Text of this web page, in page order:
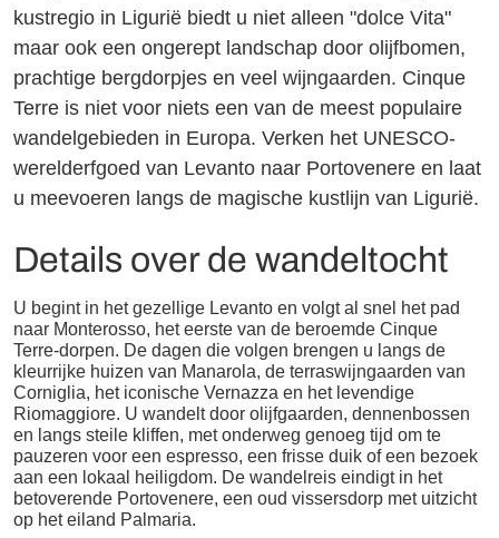
kustregio in Ligurië biedt u niet alleen "dolce Vita"
maar ook een ongerept landschap door olijfbomen,
prachtige bergdorpjes en veel wijngaarden. Cinque
Terre is niet voor niets een van de meest populaire
wandelgebieden in Europa. Verken het UNESCO-
werelderfgoed van Levanto naar Portovenere en laat
u meevoeren langs de magische kustlijn van Ligurië.
Details over de wandeltocht
U begint in het gezellige Levanto en volgt al snel het pad
naar Monterosso, het eerste van de beroemde Cinque
Terre-dorpen. De dagen die volgen brengen u langs de
kleurrijke huizen van Manarola, de terraswijngaarden van
Corniglia, het iconische Vernazza en het levendige
Riomaggiore. U wandelt door olijfgaarden, dennenbossen
en langs steile kliffen, met onderweg genoeg tijd om te
pauzeren voor een espresso, een frisse duik of een bezoek
aan een lokaal heiligdom. De wandelreis eindigt in het
betoverende Portovenere, een oud vissersdorp met uitzicht
op het eiland Palmaria.